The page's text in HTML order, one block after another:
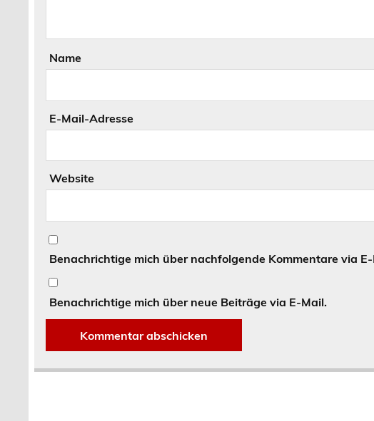
Name
E-Mail-Adresse
Website
Benachrichtige mich über nachfolgende Kommentare via
Benachrichtige mich über neue Beiträge via E-Mail.